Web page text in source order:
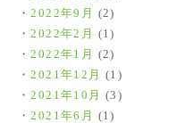
2022年9月
(2)
2022年2月
(1)
2022年1月
(2)
2021年12月
(1)
2021年10月
(3)
2021年6月
(1)